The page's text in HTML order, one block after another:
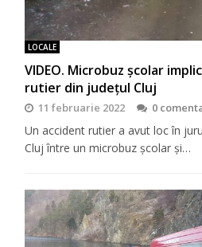
LOCALE
VIDEO. Microbuz școlar
rutier din județul Cluj
11 februarie 2022 0
Un accident rutier a avut loc în
Cluj între un microbuz școlar și…